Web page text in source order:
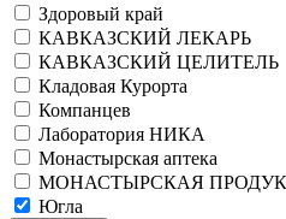
Здоровый край
КАВКАЗСКИЙ ЛЕКАРЬ
КАВКАЗСКИЙ ЦЕЛИТЕЛЬ
Кладовая Курорта
Компанцев
Лаборатория НИКА
Монастырская аптека
МОНАСТЫРСКАЯ
Югла